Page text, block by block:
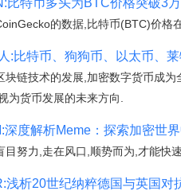
比特币多头为BTC价格突破3
的数据,比特币(BTC)价格
:比特币、狗狗币、以太币、
块链技术的发展,加密数字货币成
为货币发展的未来方向.
深度解析Meme：探索加密世
目努力,走在风口,顺势而为,才能快
浅析20世纪纳粹德国与英国对